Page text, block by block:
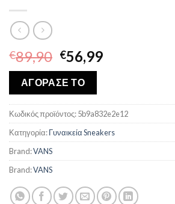
€89,90 Original
price
was:
€89,90.
€56,99Η
€56,99.
ΑΓΟΡΑΣΕ ΤΟ
Κωδικός προϊόντος:5b9a832e2e12
Κατηγορία:Γυναικεία Sneakers
Brand:VANS
Brand:VANS